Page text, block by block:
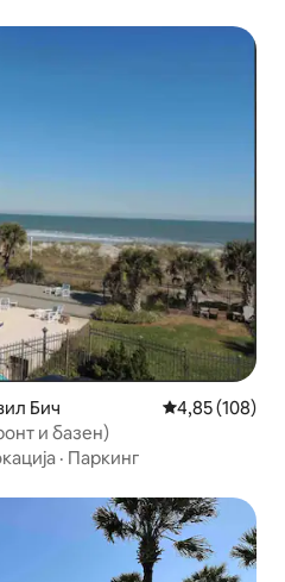
Бич Просечна
4,85 (108)
и базен)
· Паркинг
на гостите“